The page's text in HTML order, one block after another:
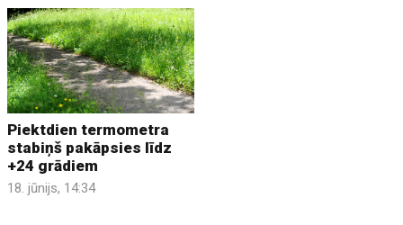
Piektdien termometra
stabiņš pakāpsies līdz
+24 grādiem
18. jūnijs, 14:34